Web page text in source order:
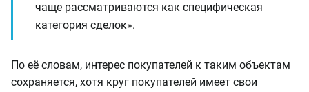
чаще рассматриваются как специфическая
категория сделок».
По её словам, интерес покупателей к таким объектам
сохраняется, хотя круг покупателей имеет свои